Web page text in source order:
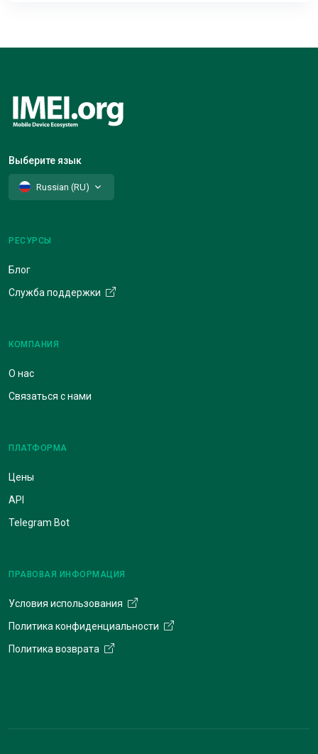
Выберите язык
Russian (RU)
РЕСУРСЫ
Блог
Служба поддержки
КОМПАНИЯ
О нас
Связаться с нами
ПЛАТФОРМА
Цены
API
Telegram Bot
ПРАВОВАЯ ИНФОРМАЦИЯ
Условия использования
Политика конфиденциальности
Политика возврата